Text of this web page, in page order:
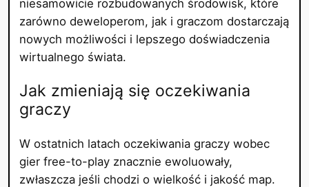
niesamowicie rozbudowanych środowisk, które
zarówno deweloperom, jak i graczom dostarczają
nowych możliwości i lepszego doświadczenia
wirtualnego świata.
Jak zmieniają się oczekiwania
graczy
W ostatnich latach oczekiwania graczy wobec
gier free-to-play znacznie ewoluowały,
zwłaszcza jeśli chodzi o wielkość i jakość map.